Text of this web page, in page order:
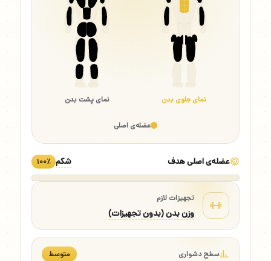
نمای جلوی بدن نمای پشت بدن
عضله‌ی اصلی
عضله‌ی اصلی هدف شکم ۱۰۰٪
تجهیزات لازم
وزن بدن (بدون تجهیزات)
سطح دشواری متوسط